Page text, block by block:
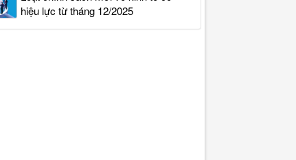
hiệu lực từ tháng 12/2025